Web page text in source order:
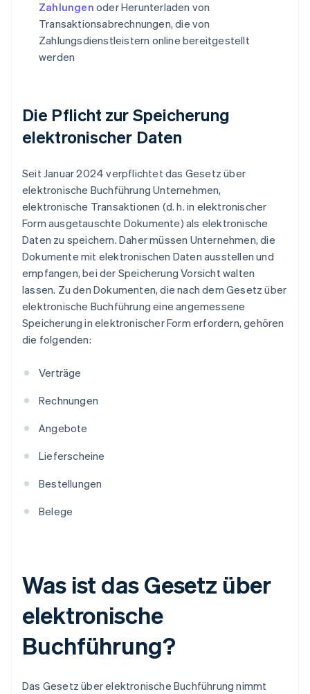
Zahlungen oder Herunterladen von
Transaktionsabrechnungen, die von
Zahlungsdienstleistern online bereitgestellt
werden
Die Pflicht zur Speicherung
elektronischer Daten
Seit Januar 2024 verpflichtet das Gesetz über
elektronische Buchführung Unternehmen,
elektronische Transaktionen (d. h. in elektronischer
Form ausgetauschte Dokumente) als elektronische
Daten zu speichern. Daher müssen Unternehmen, die
Dokumente mit elektronischen Daten ausstellen und
empfangen, bei der Speicherung Vorsicht walten
lassen. Zu den Dokumenten, die nach dem Gesetz über
elektronische Buchführung eine angemessene
Speicherung in elektronischer Form erfordern, gehören
die folgenden:
Verträge
Rechnungen
Angebote
Lieferscheine
Bestellungen
Belege
Was ist das Gesetz über
elektronische
Buchführung?
Das Gesetz über elektronische Buchführung nimmt